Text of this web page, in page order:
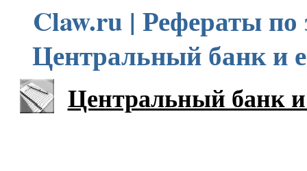
Claw.ru | Рефераты по
Центральный банк и
Центральный банк